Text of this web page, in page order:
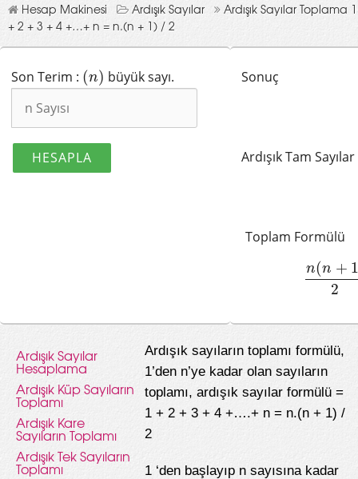
Hesap Makinesi Ardışık Sayılar
Ardışık Sayılar Toplama 1
+ 2 + 3 + 4 +…+ n = n.(n + 1) / 2
Son Terim : (n)
(n) büyük sayı. Sonuç
Ardışık Tam
Toplam Formülü
n(n +
2
n(n+1)
Ardışık Sayılar
Hesaplama
Ardışık Küp Sayıların
Toplamı
Ardışık Kare
Sayıların Toplamı
Ardışık Tek Sayıların
Toplamı
Ardışık sayıların toplamı formülü,
1’den n’ye kadar olan sayıların
toplamı, ardışık sayılar formülü =
1 + 2 + 3 + 4 +….+ n = n.(n + 1) /
2
1 ‘den başlayıp n sayısına kadar